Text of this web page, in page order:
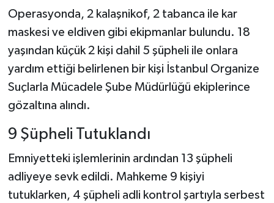
Operasyonda, 2 kalaşnikof, 2 tabanca ile kar
maskesi ve eldiven gibi ekipmanlar bulundu. 18
yaşından küçük 2 kişi dahil 5 şüpheli ile onlara
yardım ettiği belirlenen bir kişi İstanbul Organize
Suçlarla Mücadele Şube Müdürlüğü ekiplerince
gözaltına alındı.
9 Şüpheli Tutuklandı
Emniyetteki işlemlerinin ardından 13 şüpheli
adliyeye sevk edildi. Mahkeme 9 kişiyi
tutuklarken, 4 şüpheli adli kontrol şartıyla serbest